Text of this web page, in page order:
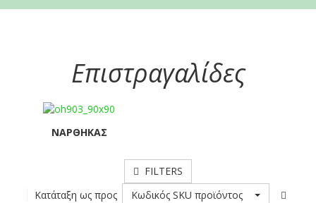
Επιστραγαλίδες
ΝΆΡΘΗΚΑΣ
FILTERS
Κατάταξη ως προς
Κωδικός SKU προϊόντος